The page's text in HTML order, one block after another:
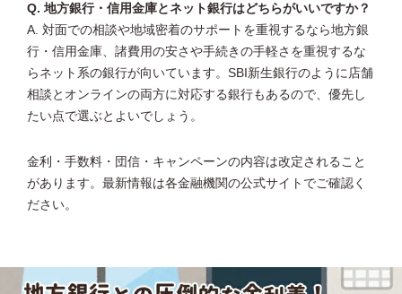
Q. 地方銀行・信用金庫とネット銀行はどちらがいいですか？
A. 対面での相談や地域密着のサポートを重視するなら地方銀
行・信用金庫、諸費用の安さや手続きの手軽さを重視するな
らネット系の銀行が向いています。SBI新生銀行のように店舗
相談とオンラインの両方に対応する銀行もあるので、優先し
たい点で選ぶとよいでしょう。
金利・手数料・団信・キャンペーンの内容は改定されること
があります。最新情報は各金融機関の公式サイトでご確認く
ださい。